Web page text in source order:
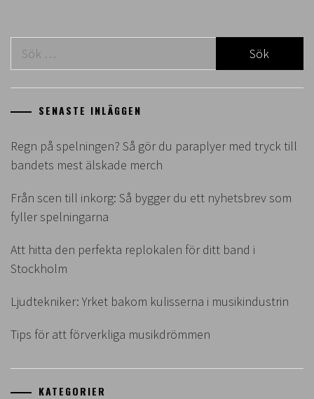
Sök
SENASTE INLÄGGEN
Regn på spelningen? Så gör du paraplyer med tryck till
bandets mest älskade merch
Från scen till inkorg: Så bygger du ett nyhetsbrev som
fyller spelningarna
Att hitta den perfekta replokalen för ditt band i
Stockholm
Ljudtekniker: Yrket bakom kulisserna i musikindustrin
Tips för att förverkliga musikdrömmen
KATEGORIER